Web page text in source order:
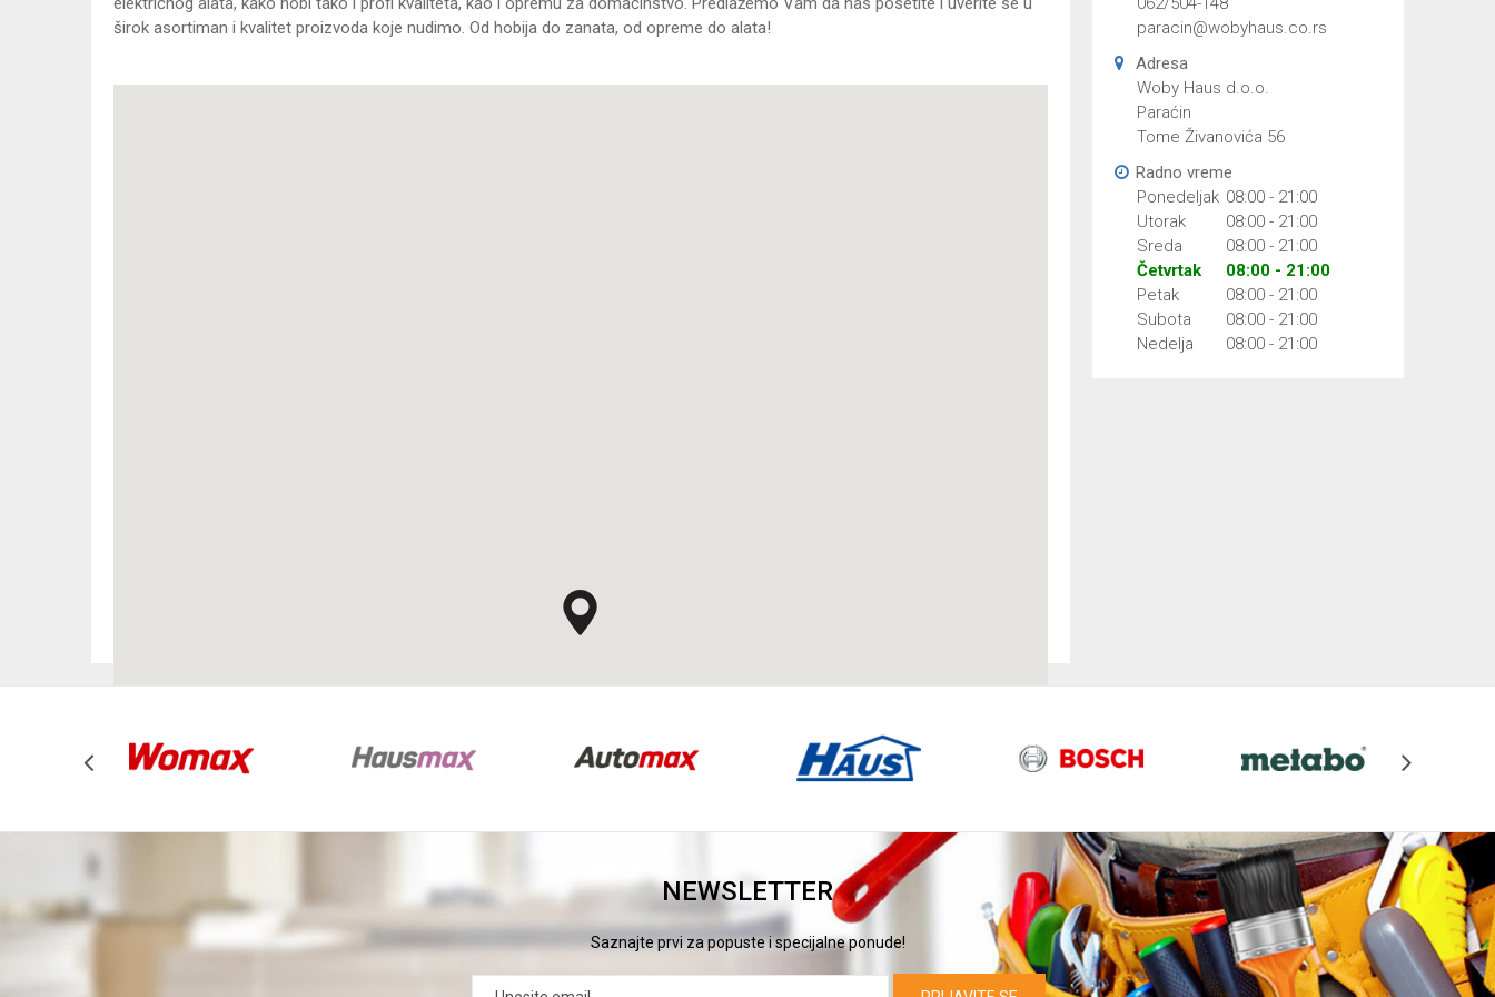
širok asortiman i kvalitet proizvoda koje nudimo. Od hobija do zanata, od opreme do alata!
paracin@wobyhaus.co.rs
Adresa
Woby Haus d.o.o.
Paraćin
Tome Živanovića 56
Radno vreme
Ponedeljak 08:00 - 21:00
Utorak
08:00 - 21:00
Sreda
08:00 - 21:00
Četvrtak
08:00 - 21:00
Petak
08:00 - 21:00
Subota
08:00 - 21:00
Nedelja
08:00 - 21:00
NEWSLETTER
Saznajte prvi za popuste i specijalne ponude!